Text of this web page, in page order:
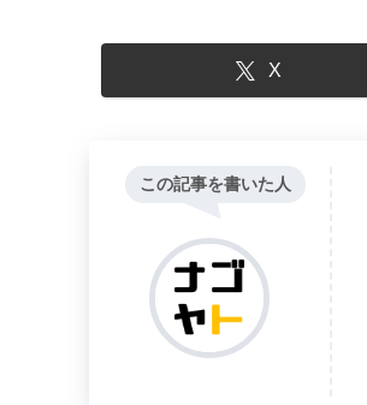
X
この記事を書いた人